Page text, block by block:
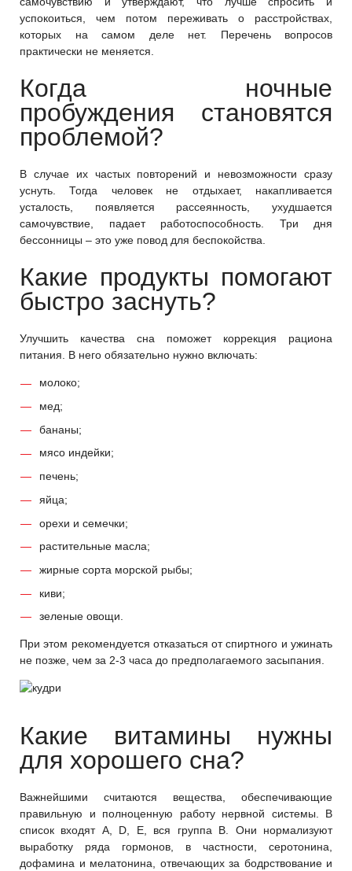
успокоиться, чем потом переживать о расстройствах,
которых на самом деле нет. Перечень вопросов
практически не меняется.
Когда ночные
пробуждения становятся
проблемой?
В случае их частых повторений и невозможности сразу
уснуть. Тогда человек не отдыхает, накапливается
усталость, появляется рассеянность, ухудшается
самочувствие, падает работоспособность. Три дня
бессонницы – это уже повод для беспокойства.
Какие продукты помогают
быстро заснуть?
Улучшить качества сна поможет коррекция рациона
питания. В него обязательно нужно включать:
молоко;
мед;
бананы;
мясо индейки;
печень;
яйца;
орехи и семечки;
растительные масла;
жирные сорта морской рыбы;
киви;
зеленые овощи.
При этом рекомендуется отказаться от спиртного и ужинать
не позже, чем за 2-3 часа до предполагаемого засыпания.
Какие витамины нужны
для хорошего сна?
Важнейшими считаются вещества, обеспечивающие
правильную и полноценную работу нервной системы. В
список входят А, D, Е, вся группа В. Они нормализуют
выработку ряда гормонов, в частности, серотонина,
дофамина и мелатонина, отвечающих за бодрствование и